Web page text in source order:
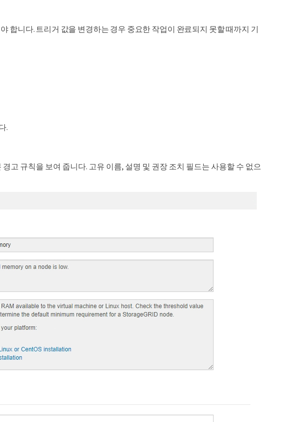
합니다. 트리거 값을 변경하는 경우 중요한 작업이 완료되지 못할 때까지 기
.
고 규칙을 보여 줍니다. 고유 이름, 설명 및 권장 조치 필드는 사용할 수 없으